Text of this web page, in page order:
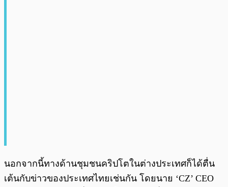
นอกจากนี้ทางด้านชุมชนคริปโตในต่างประเทศก็ได้ตื่น
เต้นกับข่าวของประเทศไทยเช่นกัน โดยนาย ‘CZ’ CEO